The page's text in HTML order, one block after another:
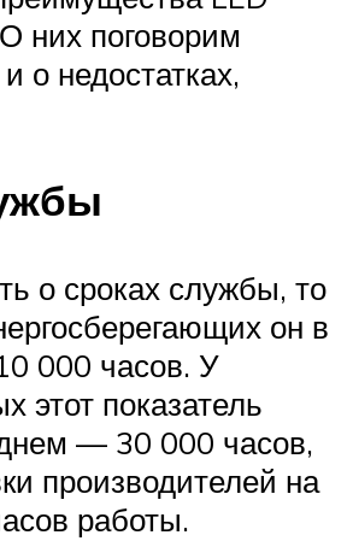
них поговорим
о недостатках,
о сроках службы, то
он в
000 часов. У
этот показатель
— 30 000 часов,
производителей на
работы.